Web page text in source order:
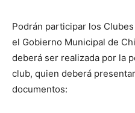
Podrán participar los
el Gobierno Municipal de
deberá ser realizada por la
club, quien deberá
documentos: